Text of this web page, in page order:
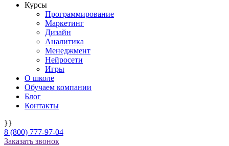
Курсы
Программирование
Маркетинг
Дизайн
Аналитика
Менеджмент
Нейросети
Игры
О школе
Обучаем компании
Блог
Контакты
}}
8 (800) 777-97-04
Заказать звонок